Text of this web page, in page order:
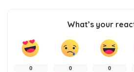
What’s your
0 0 0